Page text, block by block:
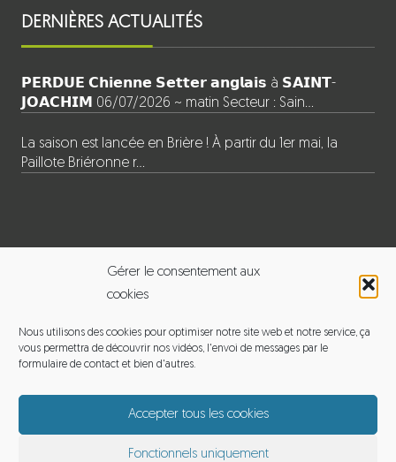
Gérer le consentement aux
cookies
Nous utilisons des cookies pour optimiser notre site web et notre service, ça
vous permettra de découvrir nos vidéos, l'envoi de messages par le
formulaire de contact et bien d'autres.
Accepter tous les cookies
Fonctionnels uniquement
DERNIÈRES ACTUALITÉS
𝗣𝗘𝗥𝗗𝗨𝗘 𝗖𝗵𝗶𝗲𝗻𝗻𝗲 𝗦𝗲𝘁𝘁𝗲𝗿 𝗮𝗻𝗴𝗹𝗮𝗶𝘀 à 𝗦𝗔𝗜𝗡𝗧-
𝗝𝗢𝗔𝗖𝗛𝗜𝗠 06/07/2026 ~ matin Secteur : Sain…
La saison est lancée en Brière ! À partir du 1er mai, la
Paillote Briéronne r…
Adresse : 120 le pouet, 44720 Saint-Joachim
Email :michelmoyon2@gmail.com
Téléphone : 06 60 12 65 01